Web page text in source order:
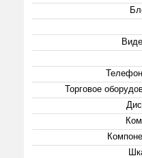
Торговое